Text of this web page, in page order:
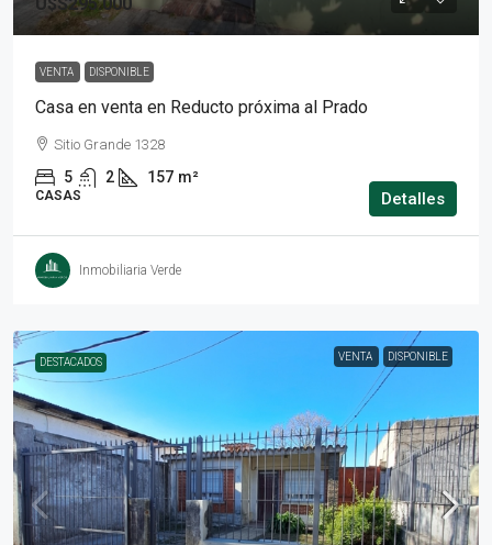
VENTA DISPONIBLE
Casa en venta en Reducto próxima al Prado
Sitio Grande 1328
5 2 157 m²
CASAS Detalles
Inmobiliaria Verde
DESTACADOS VENTA DISPONIBLE